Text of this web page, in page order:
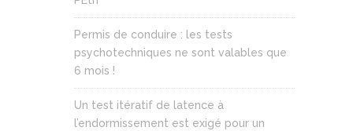
Permis de conduire : les tests
psychotechniques ne sont valables que
6 mois !
Un test itératif de latence à
l’endormissement est exigé pour un